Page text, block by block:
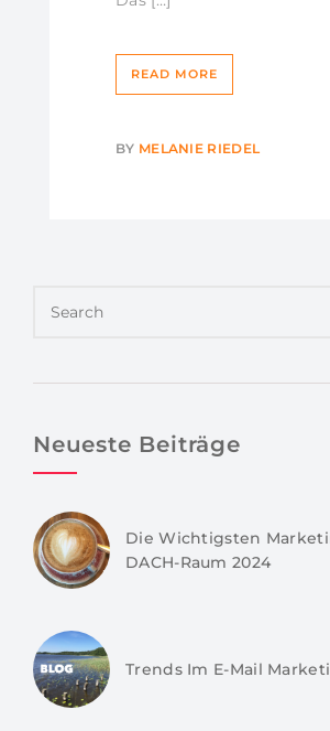
READ MORE
BY MELANIE RIEDEL
Neueste Beiträge
Die Wichtigsten
DACH-Raum 2024
Trends Im E-Mail